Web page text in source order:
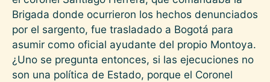
Brigada donde ocurrieron los hechos denunciados
por el sargento, fue trasladado a Bogotá para
asumir como oficial ayudante del propio Montoya.
¿Uno se pregunta entonces, si las ejecuciones no
son una política de Estado, porque el Coronel